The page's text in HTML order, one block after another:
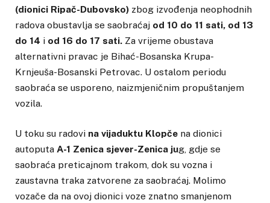
(dionici Ripač-Dubovsko) zbog izvođenja neophodnih
radova obustavlja se saobraćaj od 10 do 11 sati, od 13
do 14 i od 16 do 17 sati. Za vrijeme obustava
alternativni pravac je Bihać-Bosanska Krupa-
Krnjeuša-Bosanski Petrovac. U ostalom periodu
saobraća se usporeno, naizmjeničnim propuštanjem
vozila.
U toku su radovi na vijaduktu Klopče na dionici
autoputa A-1 Zenica sjever-Zenica jug, gdje se
saobraća preticajnom trakom, dok su vozna i
zaustavna traka zatvorene za saobraćaj. Molimo
vozače da na ovoj dionici voze znatno smanjenom